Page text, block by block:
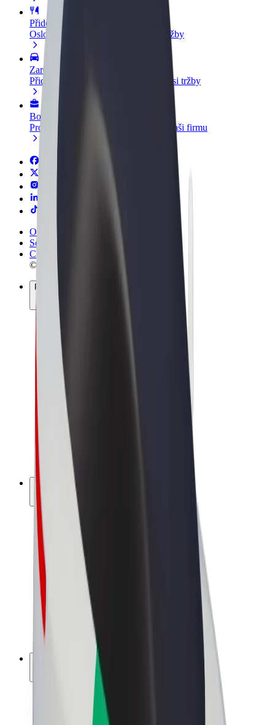
Přidejte restauraci nebo obchod
Oslovte více zákazníků a zvyšte si tržby
Zaregistrujte se jako flotilový partner
Přidejte svou flotilu k Boltu a zvyšte si tržby
Bolt for Business
Produkty a služby Boltu přesně pro vaši firmu
Obchodní podmínky
Soukromí
Cookies
© 2026 Bolt Technology OÜ
Produkty
Jízdy
Koloběžky
Bolt Market
Bolt Food
Bolt Drive
Bolt for Business
E-kola
Bolt Plus
Vydělávejte s Boltem
Výdělky řidiče
Výdělky kurýra
Partneři Bolt Food
O společnosti Bolt